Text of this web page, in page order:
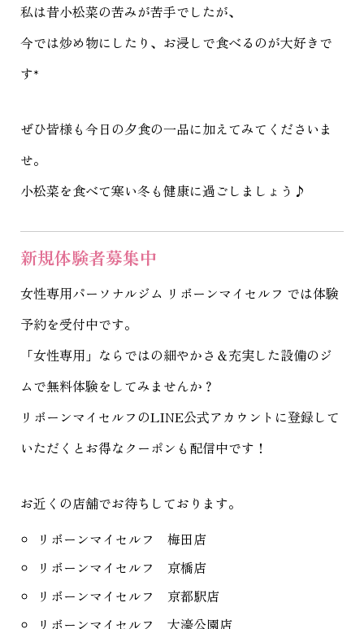
私は昔小松菜の苦みが苦手でしたが、
今では炒め物にしたり、お浸しで食べるのが大好きで
す*
ぜひ皆様も今日の夕食の一品に加えてみてくださいま
せ。
小松菜を食べて寒い冬も健康に過ごしましょう♪
新規体験者募集中
女性専用パーソナルジム リボーンマイセルフ では体験
予約を受付中です。
「女性専用」ならではの細やかさ＆充実した設備のジ
ムで無料体験をしてみませんか？
リボーンマイセルフのLINE公式アカウントに登録して
いただくとお得なクーポンも配信中です！
お近くの店舗でお待ちしております。
リボーンマイセルフ 梅田店
リボーンマイセルフ 京橋店
リボーンマイセルフ 京都駅店
リボーンマイセルフ 大濠公園店